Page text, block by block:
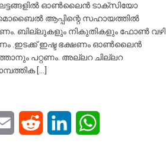
ഓൺലൈൻ ടാക്സിയോ
ആപ്പിന്റെ സഹായത്തിൽ
ബില്ലുകളും നികുതികളും ഫോൺ വഴി
.ഇടക്ക് ഇഷ്ട ഭക്ഷണം ഓൺലൈൻ
പറ്റണം. അല്ലറ ചില്ലറ
[…]
Email Reddit LinkedIn